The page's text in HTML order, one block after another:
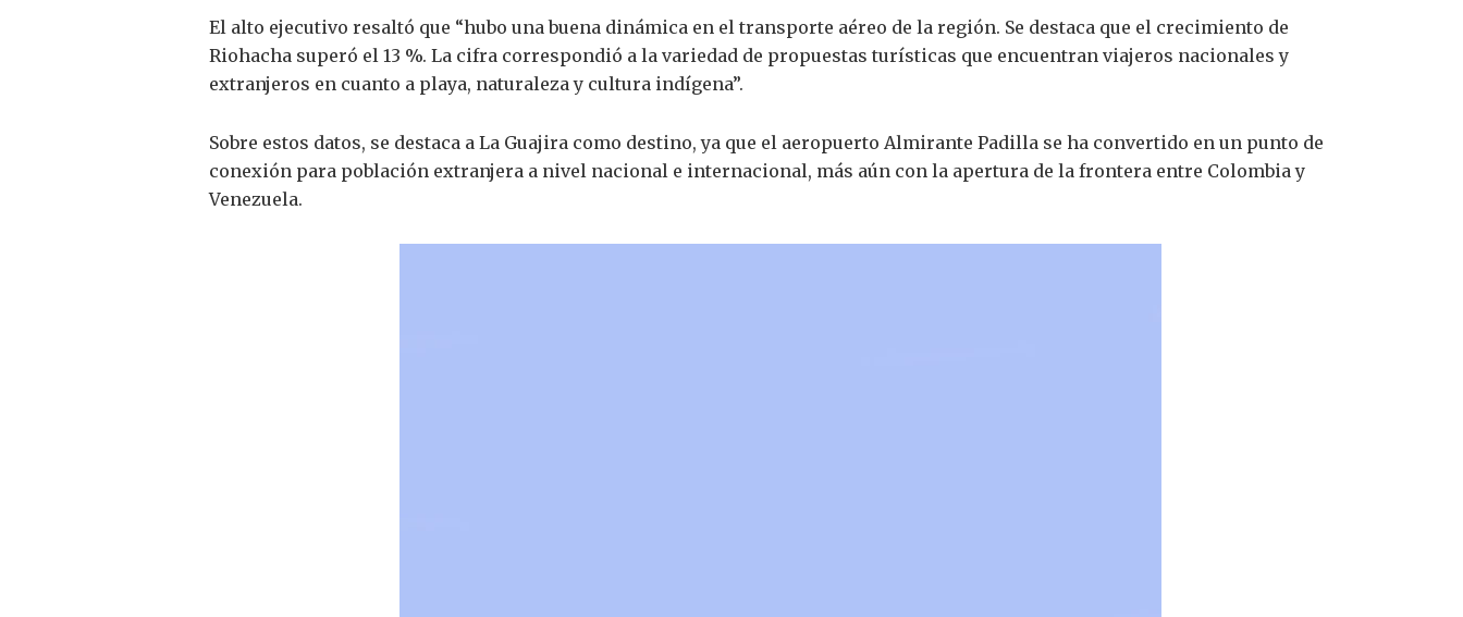
El alto ejecutivo resaltó que “hubo una buena dinámica en el transporte aéreo de la región. Se destaca que el crecimiento de
Riohacha superó el 13 %. La cifra correspondió a la variedad de propuestas turísticas que encuentran viajeros nacionales y
extranjeros en cuanto a playa, naturaleza y cultura indígena”.
Sobre estos datos, se destaca a La Guajira como destino, ya que el aeropuerto Almirante Padilla se ha convertido en un punto de
conexión para población extranjera a nivel nacional e internacional, más aún con la apertura de la frontera entre Colombia y
Venezuela.